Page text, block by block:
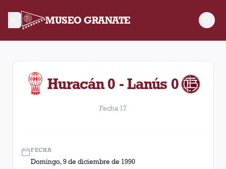
MUSEO GRANATE
Fecha 17. Partido entre Lanús y Huracán disputado el
Huracán 0 - Lanús 0
Fecha 17
FECHA
Domingo, 9 de diciembre de 1990